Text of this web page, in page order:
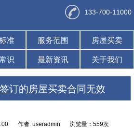
133-700-11000
准 服务范围 房屋买卖
识 最新资讯 关于我们
订的房屋买卖合同无效
作者: useradmin 浏览量：559次